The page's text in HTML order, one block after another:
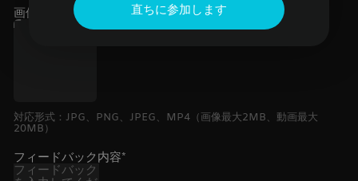
画像または動画*
+
対応形式：JPG、PNG、JPEG、MP4（画像最大2MB、動画最大
20MB）
フィードバック内容*
直ちに参加します